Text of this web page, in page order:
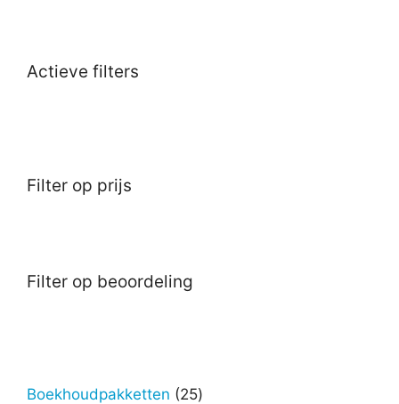
Actieve filters
Filter op prijs
Filter op beoordeling
Boekhoudpakketten 2525